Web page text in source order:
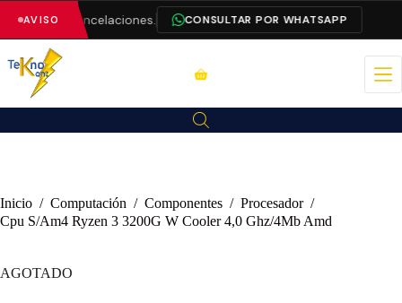
AVISO
evitar cancelaciones. CONSULTAR POR WHATSAPP
Inicio / Computación / Componentes / Procesador /
Cpu S/Am4 Ryzen 3 3200G W Cooler 4,0 Ghz/4Mb Amd
AGOTADO